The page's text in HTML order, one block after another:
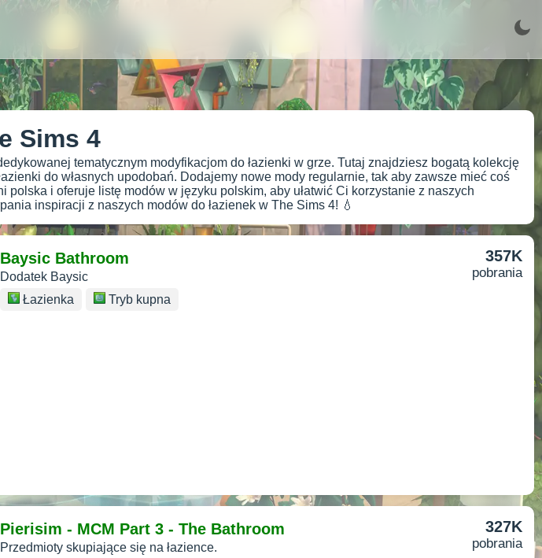
Sims 4
tematycznym modyfikacjom do łazienki w grze. Tutaj znajdziesz bogatą kolekcję
do własnych upodobań. Dodajemy nowe mody regularnie, tak aby zawsze mieć coś
polska i oferuje listę modów w języku polskim, aby ułatwić Ci korzystanie z naszych
inspiracji z naszych modów do łazienek w The Sims 4! 💧
Baysic Bathroom
Dodatek Baysic
Łazienka
Tryb kupna
357K
pobrania
Pierisim - MCM Part 3 - The Bathroom
Przedmioty skupiające się na łazience.
327K
pobrania